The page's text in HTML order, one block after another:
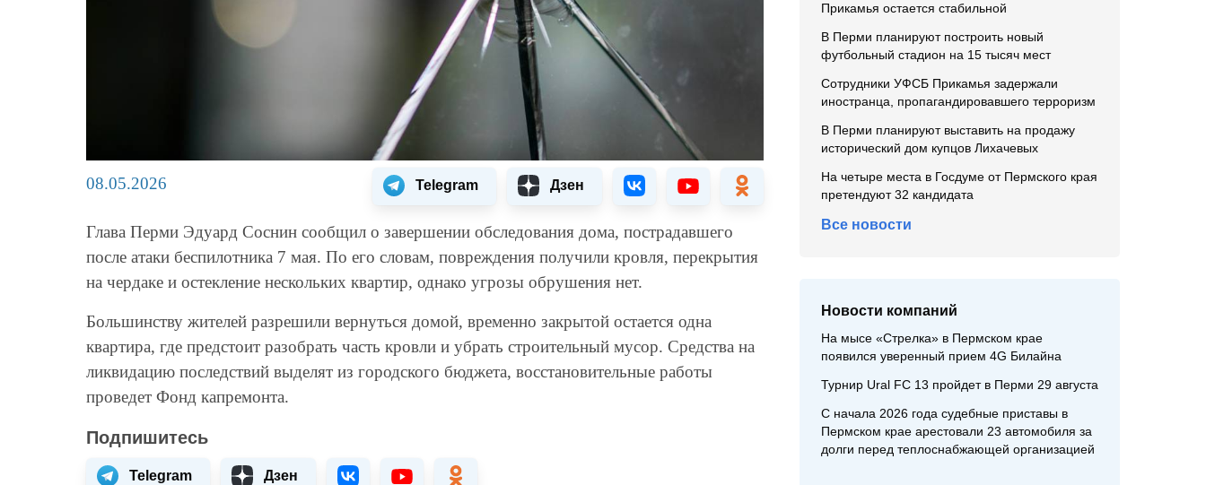
08.05.2026 Telegram Дзен
Глава Перми Эдуард Соснин сообщил о завершении обследования дома, пострадавшего
после атаки беспилотника 7 мая. По его словам, повреждения получили кровля, перекрытия
на чердаке и остекление нескольких квартир, однако угрозы обрушения нет.
Большинству жителей разрешили вернуться домой, временно закрытой остается одна
квартира, где предстоит разобрать часть кровли и убрать строительный мусор. Средства на
ликвидацию последствий выделят из городского бюджета, восстановительные работы
проведет Фонд капремонта.
Подпишитесь
Telegram Дзен
Прикамья остается стабильной
В Перми планируют построить новый
футбольный стадион на 15 тысяч мест
Сотрудники УФСБ Прикамья задержали
иностранца, пропагандировавшего терроризм
В Перми планируют выставить на продажу
исторический дом купцов Лихачевых
На четыре места в Госдуме от Пермского края
претендуют 32 кандидата
Все новости
Новости компаний
На мысе «Стрелка» в Пермском крае
появился уверенный прием 4G Билайна
Турнир Ural FC 13 пройдет в Перми 29 августа
С начала 2026 года судебные приставы в
Пермском крае арестовали 23 автомобиля за
долги перед теплоснабжающей организацией